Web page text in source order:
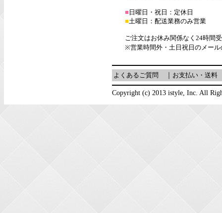
■ 日曜日・祝日：定休日
■土曜日：配送業務のみ営業
ご注文はお休み関係なく24時間
※営業時間外・土日祝日のメー
よくあるご質問 お支払い・送料
Copyright (c) 2013 istyle, Inc. All